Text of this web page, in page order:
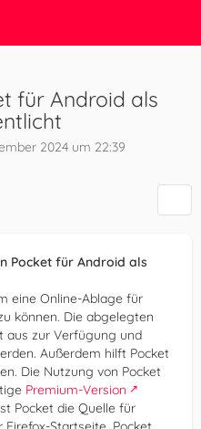
für Android als
2024 um 22:39
Pocket für Android als
eine Online-Ablage für
können. Die abgelegten
aus zur Verfügung und
Außerdem hilft Pocket
Die Nutzung von Pocket
Premium-Version
Pocket die Quelle für